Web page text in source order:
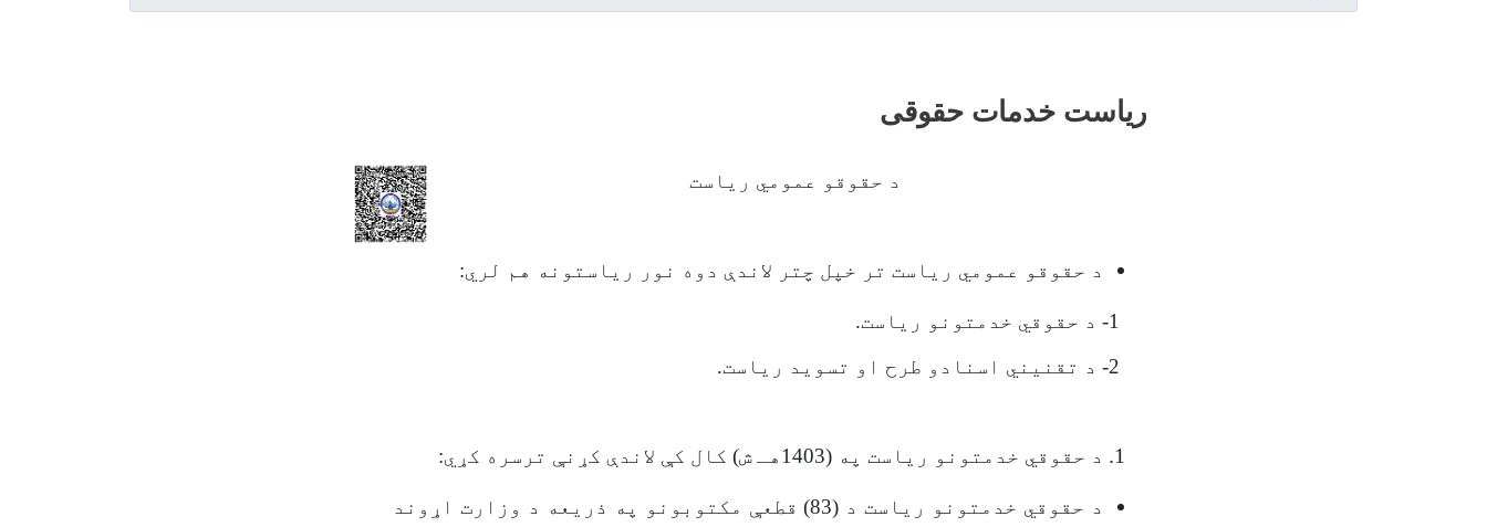
ریاست خدمات حقوقی
د حقوقو عمومي ریاست
د حقوقو عمومي ریاست تر خپل چتر لاندې دوه نور ریاستونه هم لري:
د حقوقي خدمتونو ریاست په (1403هـ ش) کال کې لاندې کړنې ترسره کړي:
د حقوقي خدمتونو ریاست د (83) قطعې مکتوبونو په ذریعه د وزارت اړوند